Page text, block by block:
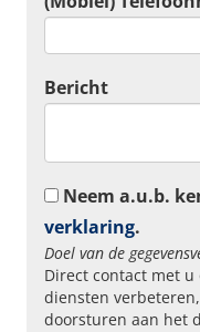
Bericht
Neem a.u.b.
verklaring.
Doel van de
Direct contact met
diensten
doorsturen aan het